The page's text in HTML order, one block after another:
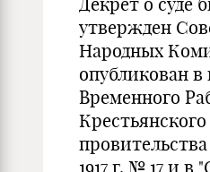
утвержден
Народных
опубликован в
Временного
Крестьянского
1917 г. № 17 и в